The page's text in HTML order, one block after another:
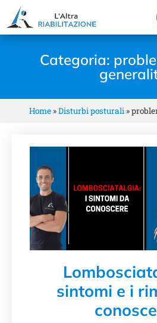
Categoria:
Home»Disturbi posturali»
sintomi e i